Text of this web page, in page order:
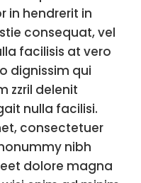
in hendrerit in
consequat, vel
facilisis at vero
dignissim qui
zzril delenit
nulla facilisi.
consectetuer
nibh
dolore magna